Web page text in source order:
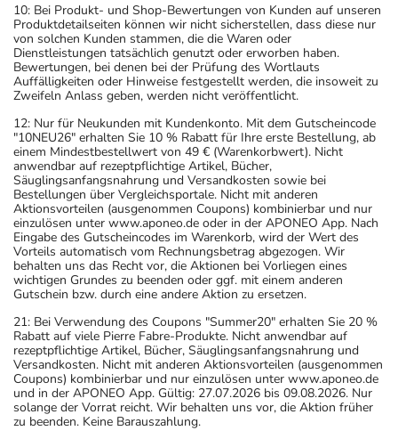
10: Bei Produkt- und Shop-Bewertungen von Kunden auf unseren
Produktdetailseiten können wir nicht sicherstellen, dass diese nur
von solchen Kunden stammen, die die Waren oder
Dienstleistungen tatsächlich genutzt oder erworben haben.
Bewertungen, bei denen bei der Prüfung des Wortlauts
Auffälligkeiten oder Hinweise festgestellt werden, die insoweit zu
Zweifeln Anlass geben, werden nicht veröffentlicht.
12: Nur für Neukunden mit Kundenkonto. Mit dem Gutscheincode
"10NEU26" erhalten Sie 10 % Rabatt für Ihre erste Bestellung, ab
einem Mindestbestellwert von 49 € (Warenkorbwert). Nicht
anwendbar auf rezeptpflichtige Artikel, Bücher,
Säuglingsanfangsnahrung und Versandkosten sowie bei
Bestellungen über Vergleichsportale. Nicht mit anderen
Aktionsvorteilen (ausgenommen Coupons) kombinierbar und nur
einzulösen unter www.aponeo.de oder in der APONEO App. Nach
Eingabe des Gutscheincodes im Warenkorb, wird der Wert des
Vorteils automatisch vom Rechnungsbetrag abgezogen. Wir
behalten uns das Recht vor, die Aktionen bei Vorliegen eines
wichtigen Grundes zu beenden oder ggf. mit einem anderen
Gutschein bzw. durch eine andere Aktion zu ersetzen.
21: Bei Verwendung des Coupons "Summer20" erhalten Sie 20 %
Rabatt auf viele Pierre Fabre-Produkte. Nicht anwendbar auf
rezeptpflichtige Artikel, Bücher, Säuglingsanfangsnahrung und
Versandkosten. Nicht mit anderen Aktionsvorteilen (ausgenommen
Coupons) kombinierbar und nur einzulösen unter www.aponeo.de
und in der APONEO App. Gültig: 27.07.2026 bis 09.08.2026. Nur
solange der Vorrat reicht. Wir behalten uns vor, die Aktion früher
zu beenden. Keine Barauszahlung.